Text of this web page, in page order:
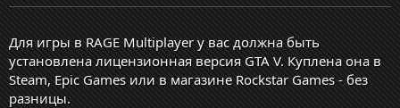
Для игры в RAGE Multiplayer у вас должна быть
установлена лицензионная версия GTA V. Куплена она в
Steam, Epic Games или в магазине Rockstar Games - без
разницы.